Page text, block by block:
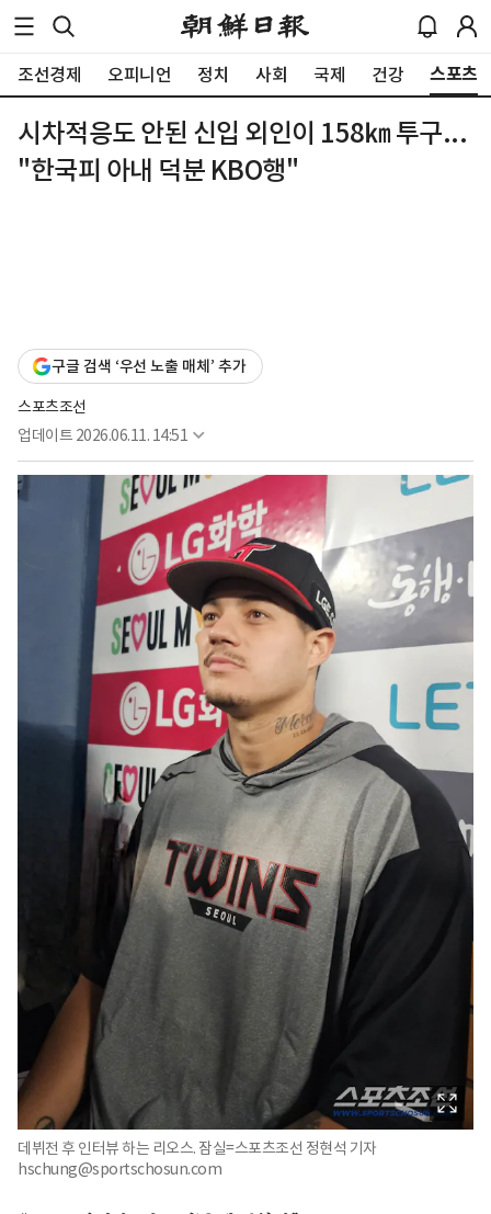
조선경제 오피니언 정치 사회 국제 건강 스포츠
시차적응도 안된 신입 외인이 158㎞ 투구...
"한국피 아내 덕분 KBO행"
구글 검색 ‘우선 노출 매체’ 추가
스포츠조선
업데이트 2026.06.11. 14:51
데뷔전 후 인터뷰 하는 리오스. 잠실=스포츠조선 정현석 기자
hschung@sportschosun.com